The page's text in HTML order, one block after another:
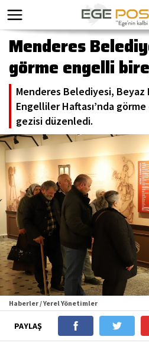
Menderes
görme engelli
Menderes Belediyesi, Beyaz
Engelliler Haftası’nda
gezisi düzenledi.
Haberler / Yerel Yönetimler
PAYLAŞ